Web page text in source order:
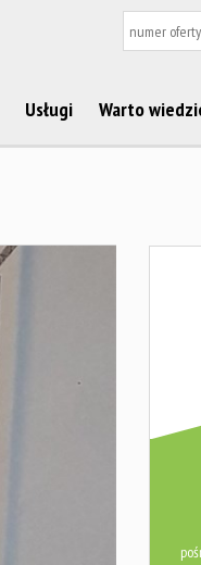
Usługi Warto